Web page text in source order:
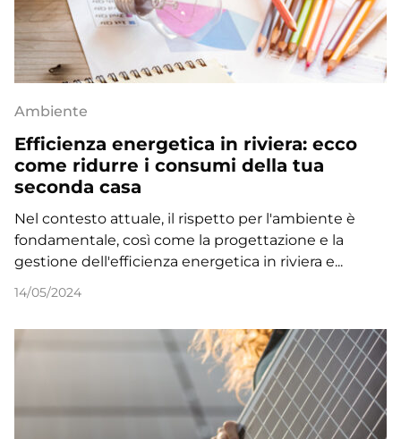
Ambiente
Efficienza energetica in riviera: ecco
come ridurre i consumi della tua
seconda casa
Nel contesto attuale, il rispetto per l'ambiente è
fondamentale, così come la progettazione e la
gestione dell'efficienza energetica in riviera e...
14/05/2024